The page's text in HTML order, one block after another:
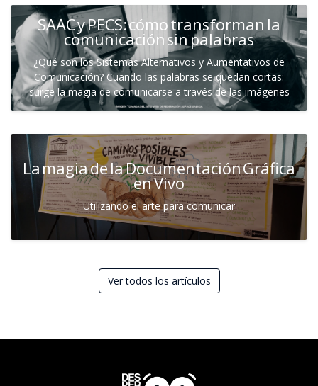
SAAC y PECS: cómo transforman la
comunicación sin palabras
¿Qué son los Sistemas Alternativos y Aumentativos de
Comunicación? Cuando las palabras se quedan cortas:
surge la magia de comunicarse a través de las imágenes
La magia de la Documentación Gráfica
en Vivo
Utilizando el arte para comunicar
Ver todos los artículos